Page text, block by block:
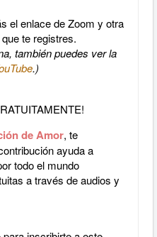
el enlace de Zoom y otra
te registres.
también puedes ver la
.)
de Amor, te
ayuda a
todo el mundo
a través de audios y